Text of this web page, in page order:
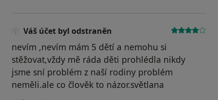
Váš účet byl odstraněn
nevím ,nevím mám 5 dětí a nemohu si
stěžovat,vždy mě ráda děti prohlédla nikdy
jsme sní problém z naší rodiny problém
neměli.ale co člověk to názor.světlana